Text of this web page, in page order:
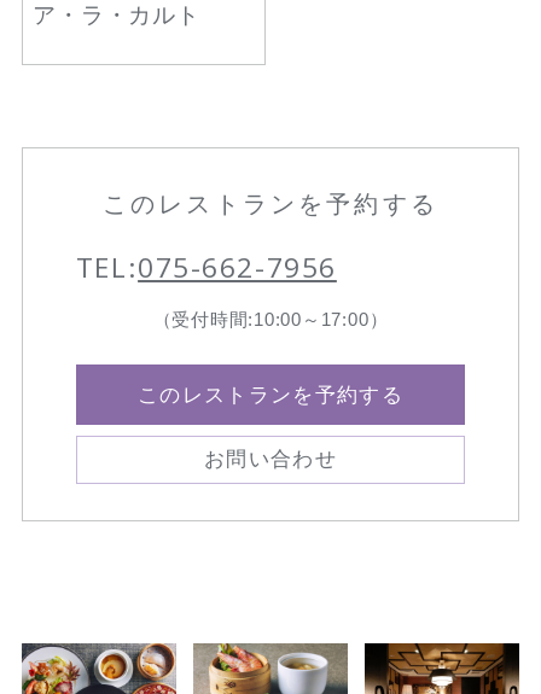
ア・ラ・カルト
このレストランを予約する
TEL:075-662-7956
（受付時間:10:00～17:00）
このレストランを予約する
お問い合わせ